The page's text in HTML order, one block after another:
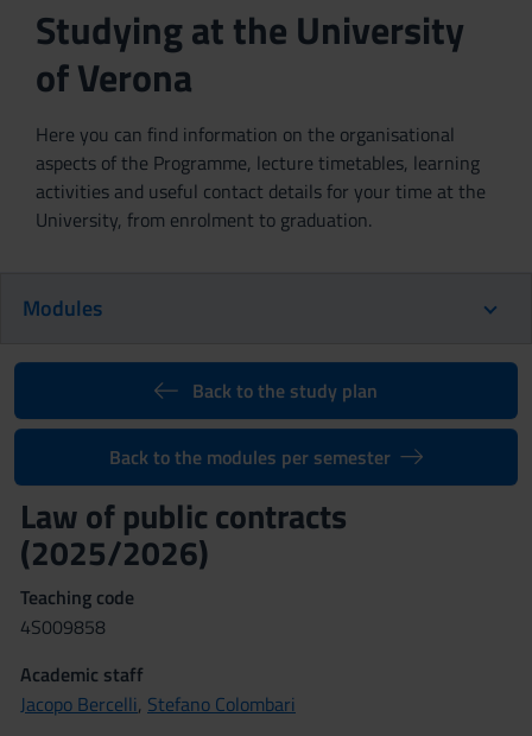
Studying at the University
of Verona
Here you can find information on the organisational
aspects of the Programme, lecture timetables, learning
activities and useful contact details for your time at the
University, from enrolment to graduation.
Modules
Back to the study plan
Back to the modules per semester
Law of public contracts
(2025/2026)
Teaching code
4S009858
Academic staff
Jacopo Bercelli, Stefano Colombari